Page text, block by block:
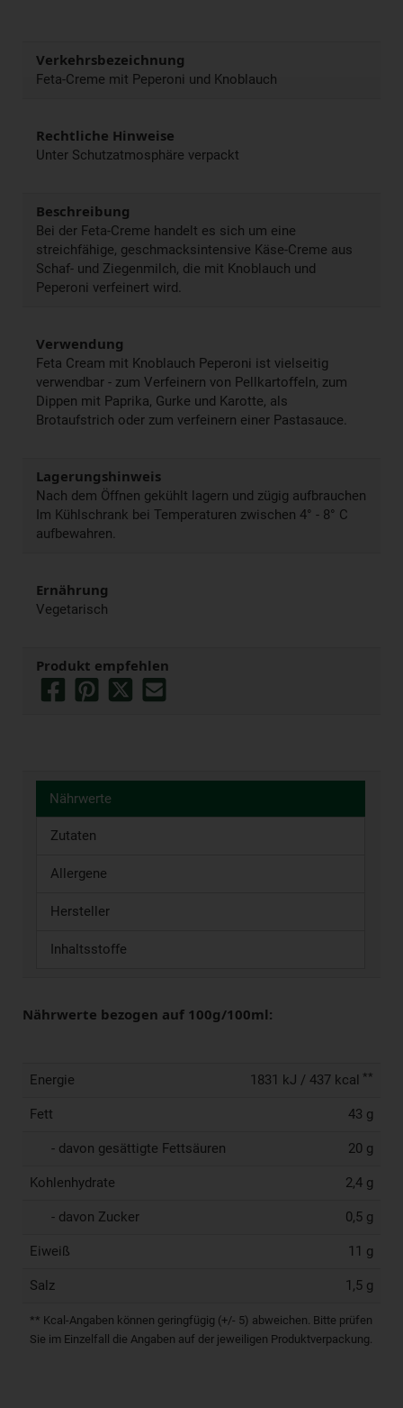
Verkehrsbezeichnung
Feta-Creme mit Peperoni und Knoblauch
Rechtliche Hinweise
Unter Schutzatmosphäre verpackt
Beschreibung
Bei der Feta-Creme handelt es sich um eine
streichfähige, geschmacksintensive Käse-Creme aus
Schaf- und Ziegenmilch, die mit Knoblauch und
Peperoni verfeinert wird.
Verwendung
Feta Cream mit Knoblauch Peperoni ist vielseitig
verwendbar - zum Verfeinern von Pellkartoffeln, zum
Dippen mit Paprika, Gurke und Karotte, als
Brotaufstrich oder zum verfeinern einer Pastasauce.
Lagerungshinweis
Nach dem Öffnen gekühlt lagern und zügig aufbrauchen
Im Kühlschrank bei Temperaturen zwischen 4° - 8° C
aufbewahren.
Ernährung
Vegetarisch
Produkt empfehlen
Nährwerte
Zutaten
Allergene
Hersteller
Inhaltsstoffe
Nährwerte bezogen auf 100g/100ml:
Energie 1831 kJ / 437 kcal **
Fett 43 g
- davon gesättigte Fettsäuren 20 g
Kohlenhydrate 2,4 g
- davon Zucker 0,5 g
Eiweiß 11 g
Salz 1,5 g
** Kcal-Angaben können geringfügig (+/- 5) abweichen. Bitte prüfen
Sie im Einzelfall die Angaben auf der jeweiligen Produktverpackung.